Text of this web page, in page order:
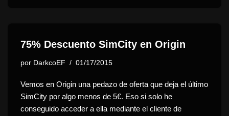
75% Descuento SimCity en Origin
por DarkcoEF 01/17/2015
Vemos en Origin una pedazo de oferta que deja el último
SimCity por algo menos de 5€. Eso si solo he
conseguido acceder a ella mediante el cliente de